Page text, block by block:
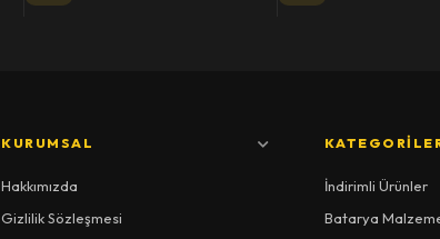
KURUMSAL
Hakkımızda
Gizlilik Sözleşmesi
İndirimli Ürünler
Batarya